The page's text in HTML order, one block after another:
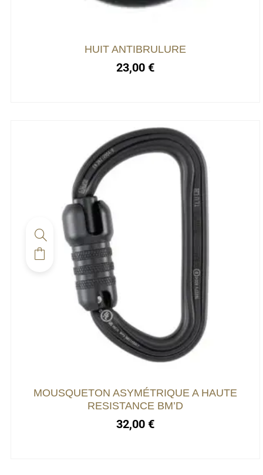
HUIT ANTIBRULURE
23,00 €
MOUSQUETON ASYMÉTRIQUE A HAUTE
RESISTANCE BM’D
32,00 €